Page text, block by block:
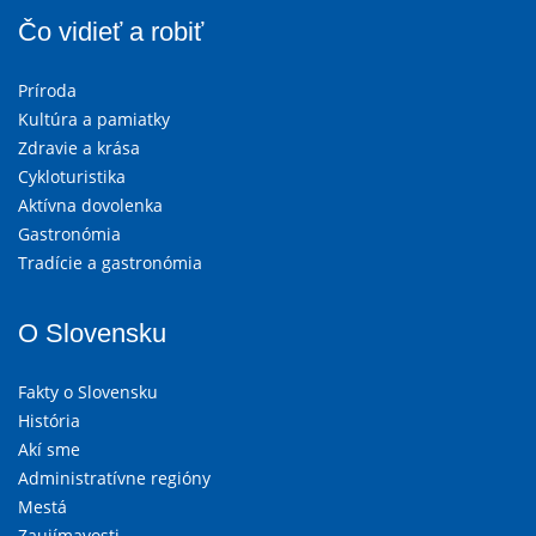
Čo vidieť a robiť
Príroda
Kultúra a pamiatky
Zdravie a krása
Cykloturistika
Aktívna dovolenka
Gastronómia
Tradície a gastronómia
O Slovensku
Fakty o Slovensku
História
Akí sme
Administratívne regióny
Mestá